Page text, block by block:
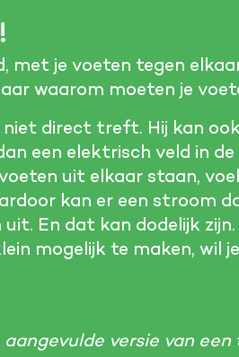
met je voeten tegen
waarom moeten je
niet direct treft. Hij kan
een elektrisch veld in
uit elkaar staan,
kan er een stroom
En dat kan dodelijk
mogelijk te maken, wil
versie van